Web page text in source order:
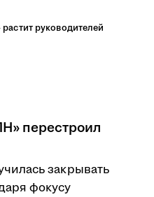
руководителей
перестроил
закрывать
фокусу